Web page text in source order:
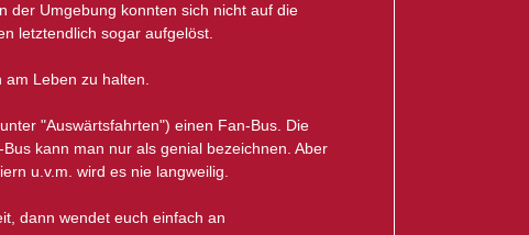
der Umgebung konnten sich nicht auf die
letztendlich sogar aufgelöst.
Leben zu halten.
"Auswärtsfahrten") einen Fan-Bus. Die
kann man nur als genial bezeichnen. Aber
u.v.m. wird es nie langweilig.
dann wendet euch einfach an